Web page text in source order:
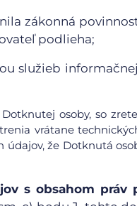
zákonná
podlieha;
služieb
osoby, so
vrátane
že Dotknutá
s obsahom práv